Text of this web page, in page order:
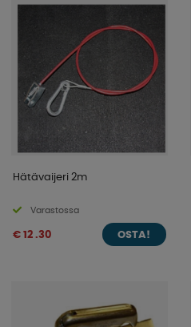
Hätävaijeri 2m
Varastossa
€ 12 .30 OSTA!